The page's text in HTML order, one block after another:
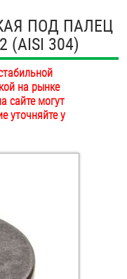
ПОД ПАЛЕЦ
(AISI 304)
на рынке
сайте могут
уточняйте у